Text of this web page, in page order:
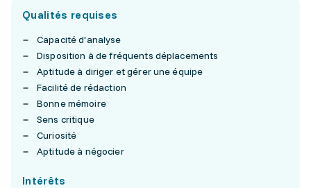
Qualités requises
Capacité d'analyse
Disposition à de fréquents déplacements
Aptitude à diriger et gérer une équipe
Facilité de rédaction
Bonne mémoire
Sens critique
Curiosité
Aptitude à négocier
Intérêts